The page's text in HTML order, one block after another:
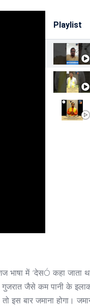
Playlist
भाषा में ‘देसÓ कहा
जैसे कम पानी के
बार जमाना होगा।